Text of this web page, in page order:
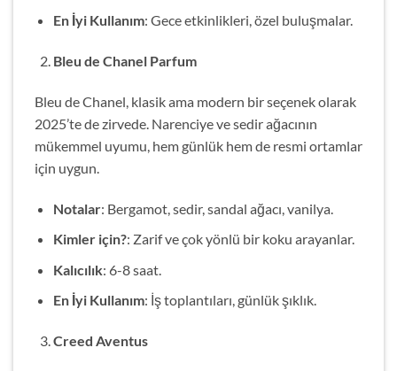
En İyi Kullanım: Gece etkinlikleri, özel buluşmalar.
Bleu de Chanel Parfum
Bleu de Chanel, klasik ama modern bir seçenek olarak
2025’te de zirvede. Narenciye ve sedir ağacının
mükemmel uyumu, hem günlük hem de resmi ortamlar
için uygun.
Notalar: Bergamot, sedir, sandal ağacı, vanilya.
Kimler için?: Zarif ve çok yönlü bir koku arayanlar.
Kalıcılık: 6-8 saat.
En İyi Kullanım: İş toplantıları, günlük şıklık.
Creed Aventus